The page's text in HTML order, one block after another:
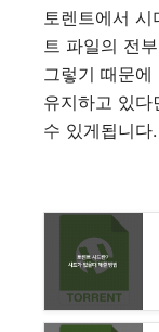
토렌트에서
트 파일의 전
그렇기 때문
유지하고 있
수 있게됩니다.